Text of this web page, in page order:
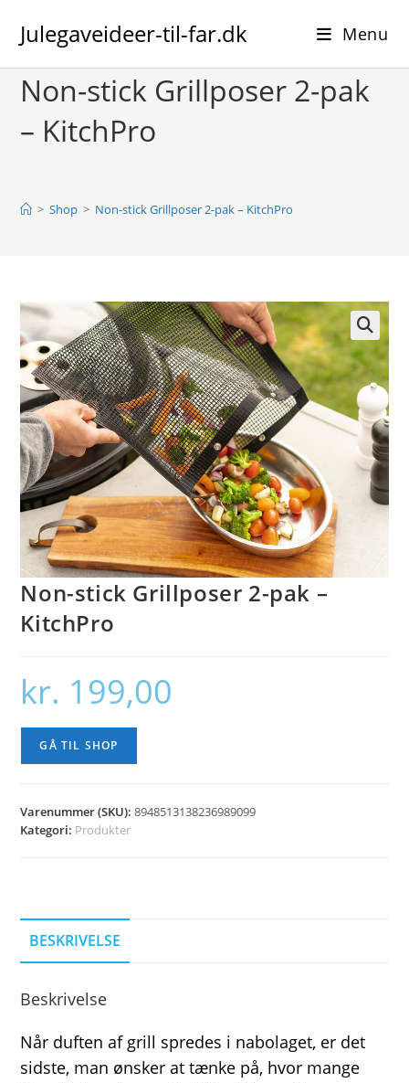
content
Julegaveideer-til-far.dk Menu
Non-stick Grillposer 2-pak
– KitchPro
> Shop > Non-stick Grillposer 2-pak – KitchPro
🔍
Non-stick Grillposer 2-pak –
KitchPro
kr. 199,00
GÅ TIL SHOP
Varenummer (SKU):8948513138236989099
Kategori: Produkter
BESKRIVELSE
Beskrivelse
Når duften af grill spredes i nabolaget, er det
sidste, man ønsker at tænke på, hvor mange